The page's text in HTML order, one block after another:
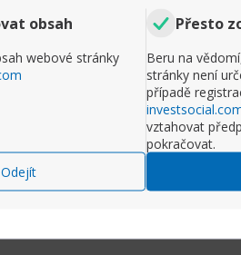
obsah
webové stránky
Odejít
Přesto
Beru na
stránky není
případě
vztahovat
pokračovat.
hacku“:
Kognitivní
vašich myšlenkových
strany třetích stran.
"Neuro-bonusy" a efektivita
rodit nový standard
nabízejí bonusy
šichty:Na základě dat z BCI
Rozbalit příspěvek